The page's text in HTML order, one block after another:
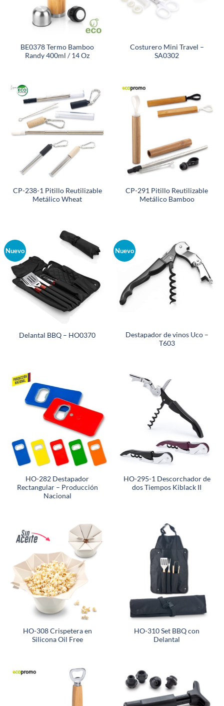
BE0378 Termo Bamboo
Randy 400ml / 14 Oz
Costurero Mini Travel –
SA0302
CP-238-1 Pitillo Reutilizable
Metálico Wheat
CP-291 Pitillo Reutilizable
Metálico Bamboo
Nuevo
Delantal BBQ – HO0370
Nuevo
Destapador de vinos Uco –
T603
HO-282 Destapador
Rectangular – Producción
Nacional
HO-295-1 Descorchador de
dos Tiempos Kiblack II
HO-308 Crispetera en
Silicona Oil Free
HO-310 Set BBQ con
Delantal